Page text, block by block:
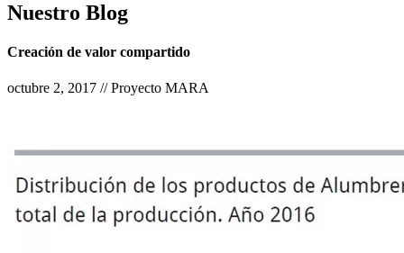
Nuestro Blog
Creación de valor compartido
octubre 2, 2017 // Proyecto MARA